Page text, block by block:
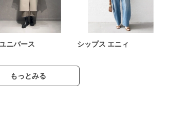
ニバース シップス エニィ
もっとみる